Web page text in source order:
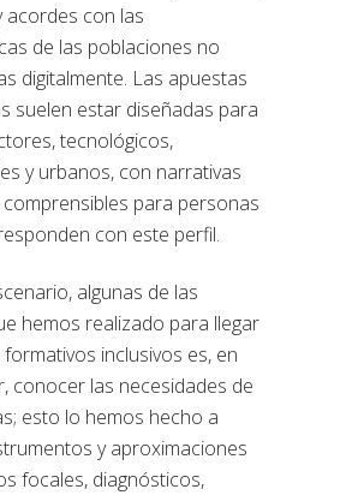
acordes con las
de las poblaciones no
digitalmente. Las apuestas
suelen estar diseñadas para
tecnológicos,
y urbanos, con narrativas
para personas
con este perfil.
algunas de las
hemos realizado para llegar
inclusivos es, en
conocer las necesidades de
esto lo hemos hecho a
y aproximaciones
focales, diagnósticos,